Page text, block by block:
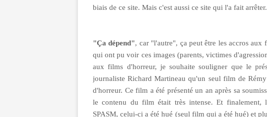
biais de ce site. Mais c'est aussi ce site qui l'a fait
"Ça dépend", car "l'autre", ça peut être les accros aux
qui ont pu voir ces images (parents, victimes
aux films d'horreur, je souhaite souligner que le
journaliste Richard Martineau qu'un seul film de
d'horreur. Ce film a été présenté un an après sa
le contenu du film était très intense. Et
SPASM, celui-ci a été hué (seul film qui a été hué) et